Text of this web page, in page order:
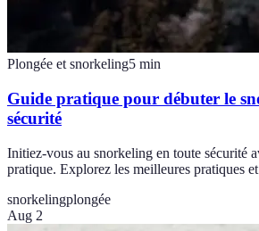
Plongée et snorkeling5 min
Guide pratique pour débuter le
sécurité
Initiez-vous au snorkeling en toute sécurité
pratique. Explorez les meilleures pratiques
snorkelingplongée
Aug 2